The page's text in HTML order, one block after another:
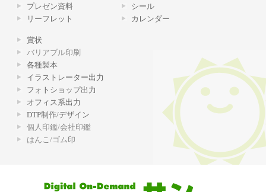
プレゼン資料
リーフレット
シール
カレンダー
賞状
バリアブル印刷
各種製本
イラストレーター出力
フォトショップ出力
オフィス系出力
DTP制作/デザイン
個人印鑑/会社印鑑
はんこ/ゴム印